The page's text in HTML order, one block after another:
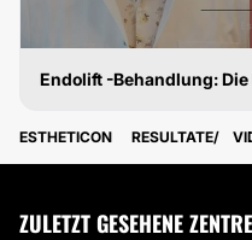
Endolift -Behandlung:
ESTHETICON RESULTATE
ZULETZT GESEHENE